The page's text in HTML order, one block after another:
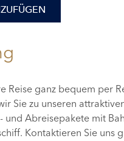
Reise ganz bequem per
Sie zu unseren
und Abreisepakete mit
Kontaktieren Sie